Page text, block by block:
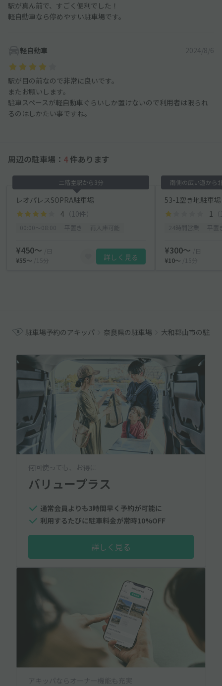
駅が真ん前で、すごく便利でした！
軽自動車なら停めやすい駐車場です。
軽自動車 2024/8/6
駅が目の前なので非常に良いです。
またお願いします。
駐車スペースが軽自動車ぐらいしか置けないので利用者は限られ
るのはしかたい事ですね。
周辺の駐車場： 4 件あります
二階堂駅から3分
レオパレスSOPRA駐車場
4 （10件）
¥450〜
/日
¥55〜
/15分 詳しく見る
南側の広い道から
53-1空き地駐車場
1
¥300〜
/日
¥10〜
/15分
駐車場予約のアキッパ 奈良県の駐車場 大和郡山市の駐車
何回使っても、お得に
バリュープラス
通常会員よりも3時間早く予約が可能に
利用するたびに駐車料金が常時10%OFF
詳しく見る
アキッパならオーナー機能も充実